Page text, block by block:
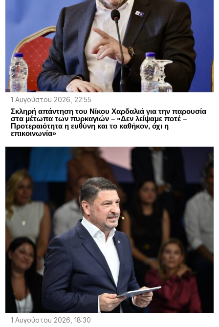
1 Αυγούστου 2026, 22:55
Σκληρή απάντηση του Νίκου Χαρδαλιά για την παρουσία
στα μέτωπα των πυρκαγιών – «Δεν λείψαμε ποτέ –
Προτεραιότητα η ευθύνη και το καθήκον, όχι η
επικοινωνία»
1 Αυγούστου 2026, 18:30